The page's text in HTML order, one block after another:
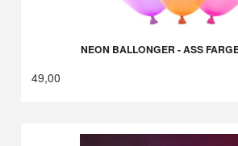
NEON BALLONGER - ASS
49,00